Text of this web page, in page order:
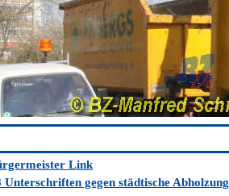
Link
Unterschriften gegen städtische Abholzung